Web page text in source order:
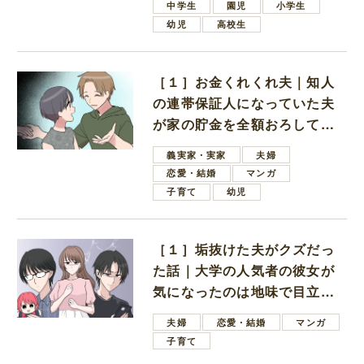
中学生 園児
小学生
幼児
高校生
［１］お金くれくれ夫｜知人
の連帯保証人になっていた夫
が家の貯金を全額おろしてほ
しいと言ってきた
義実家・実家
夫婦
恋愛・結婚
マンガ
子育て
幼児
［１］垢抜けた夫がクズだっ
た話｜大学の人気者の彼女が
気になったのは地味で目立た
ない男子学生
夫婦 恋愛・結婚
マンガ
子育て